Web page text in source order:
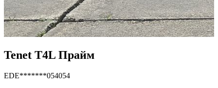
Tenet T4L Прайм
EDE*******054054